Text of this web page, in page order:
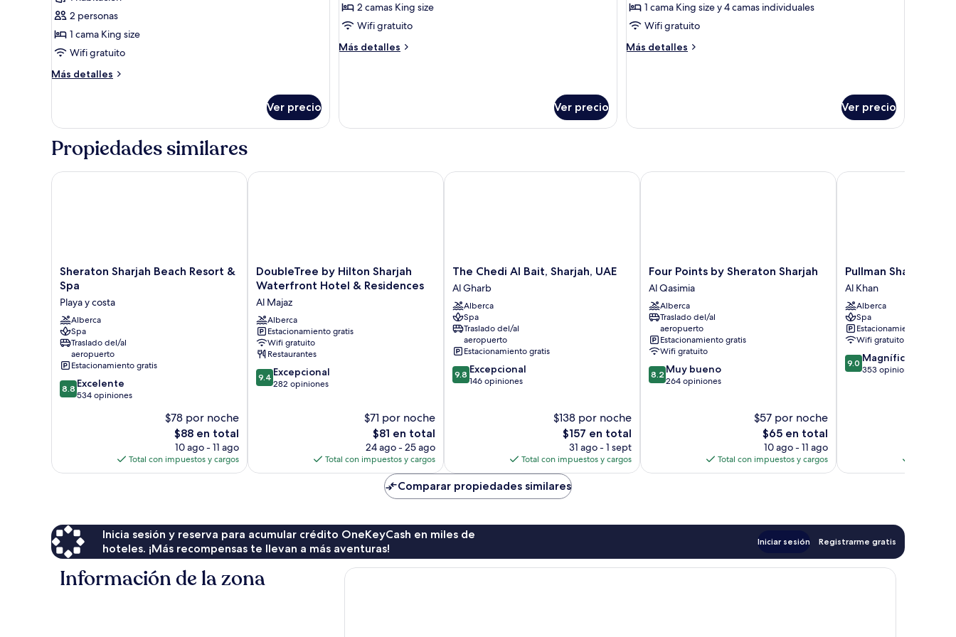
Tienda
de
campaña
Grand
2 personas
1 cama King size
Wifi gratuito
Más detalles
Más
de
Grand
Ver precio
Tienda
de
Deluxe
2 camas King size
Wifi gratuito
Más detalles
Más
Deluxe
Ver precio
Tienda
de
familiar
1 cama King size y 4 camas individuales
Wifi gratuito
Más detalles
Más
familiar
Ver precio
Propiedades similares
Sheraton
Sharjah
Beach
Resort
&
Spa
Playa
y
costa
Sheraton Sharjah Beach Resort &
Spa
Playa y costa
Alberca
Spa
Traslado del/al
aeropuerto
Estacionamiento gratis
8.8
de
8.8 Excelente
534 opiniones
$78 por noche
El
precio
actual
es
$88 en total
10 ago - 11 ago
Total con impuestos y cargos
Sheraton Sharjah Beach Resort & Spa
DoubleTree
by
Sharjah
Waterfront
Hotel
&
Residences
Al
Majaz
DoubleTree by Hilton Sharjah
Waterfront Hotel & Residences
Al Majaz
Alberca
Estacionamiento gratis
Wifi gratuito
Restaurantes
9.4
de
9.4 Excepcional
282 opiniones
$71 por noche
El
precio
actual
es
$81
$81 en total
24 ago - 25 ago
Total con impuestos y cargos
DoubleTree by Hilton Sharjah Waterfront Hotel & Residences
The
Chedi
Al
Bait,
Sharjah,
UAE
Al
Gharb
The Chedi Al Bait, Sharjah, UAE
Al Gharb
Alberca
Spa
Traslado del/al
aeropuerto
Estacionamiento gratis
9.8
de
9.8 Excepcional
146 opiniones
$138 por noche
El
precio
actual
es
de
$157
$157 en total
31 ago - 1 sept
Total con impuestos y cargos
The Chedi Al Bait, Sharjah, UAE
Four
Points
by
Sheraton
Sharjah
Al
Qasimia
Four Points by Sheraton Sharjah
Al Qasimia
Alberca
Traslado del/al
aeropuerto
Estacionamiento gratis
Wifi gratuito
8.2
de
8.2 Muy bueno
264 opiniones
$57 por noche
El
precio
actual
es
$65 en total
10 ago - 11 ago
Total con impuestos y cargos
Four Points by Sheraton Sharjah
Pullman
Sharjah
Al
Khan
Pullman Sharjah
Al Khan
Alberca
Spa
Estacionamiento gratis
Wifi gratuito
9.0
de
9.0 Magnífico
353 opiniones
Pullman Sharjah
Comparar propiedades similares
Inicia sesión y reserva para acumular crédito OneKeyCash en miles de
hoteles. ¡Más recompensas te llevan a más aventuras!
Iniciar sesión Registrarme gratis
Información de la zona